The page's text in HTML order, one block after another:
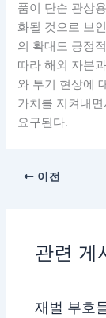
품이 단순 관상
화될 것으로 보
의 확대도 긍정
따라 해외 자본
와 투기 현상에
가치를 지켜내
요구된다.
이전
관련 게
재벌 부호